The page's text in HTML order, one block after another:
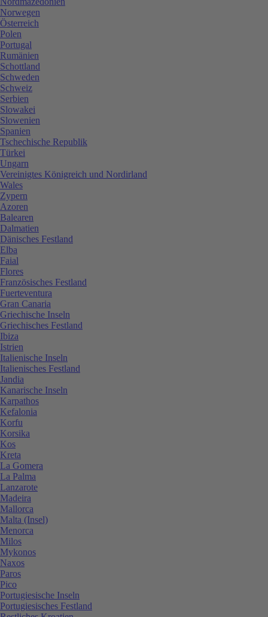
Norwegen
Österreich
Polen
Portugal
Rumänien
Schottland
Schweden
Schweiz
Serbien
Slowakei
Slowenien
Spanien
Tschechische Republik
Türkei
Ungarn
Vereinigtes Königreich und Nordirland
Wales
Zypern
Azoren
Balearen
Dalmatien
Dänisches Festland
Elba
Faial
Flores
Französisches Festland
Fuerteventura
Gran Canaria
Griechische Inseln
Griechisches Festland
Ibiza
Istrien
Italienische Inseln
Italienisches Festland
Jandia
Kanarische Inseln
Karpathos
Kefalonia
Korfu
Korsika
Kos
Kreta
La Gomera
La Palma
Lanzarote
Madeira
Mallorca
Malta (Insel)
Menorca
Milos
Mykonos
Naxos
Paros
Pico
Portugiesische Inseln
Portugiesisches Festland